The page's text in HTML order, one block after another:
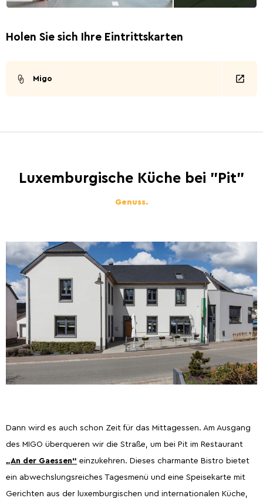
Holen Sie sich Ihre Eintrittskarten
Migo
Luxemburgische Küche bei "Pit"
Genuss.
Dann wird es auch schon Zeit für das Mittagessen. Am Ausgang
des MIGO überqueren wir die Straße, um bei Pit im Restaurant
„An der Gaessen“ einzukehren. Dieses charmante Bistro bietet
ein abwechslungsreiches Tagesmenü und eine Speisekarte mit
Gerichten aus der luxemburgischen und internationalen Küche,